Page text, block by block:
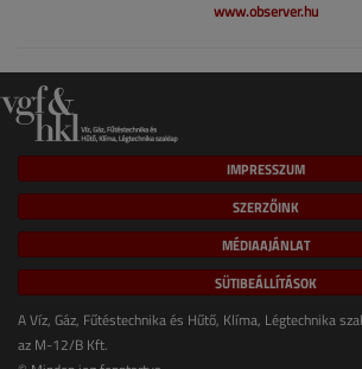
www.observer.hu
IMPRESSZUM
SZERZŐINK
MÉDIAAJÁNLAT
SÜTIBEÁLLÍTÁSOK
A Víz, Gáz, Fűtéstechnika és Hűtő, Klíma, Légtechnika
az M-12/B Kft.